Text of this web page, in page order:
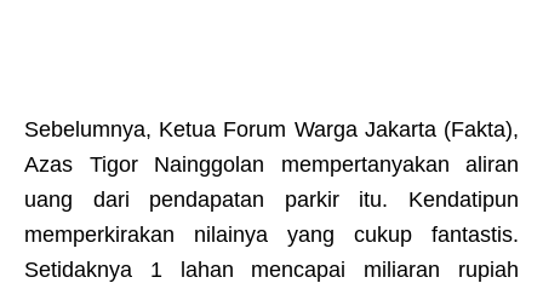
Sebelumnya, Ketua Forum Warga Jakarta (Fakta),
Azas Tigor Nainggolan mempertanyakan aliran
uang dari pendapatan parkir itu. Kendatipun
memperkirakan nilainya yang cukup fantastis.
Setidaknya 1 lahan mencapai miliaran rupiah